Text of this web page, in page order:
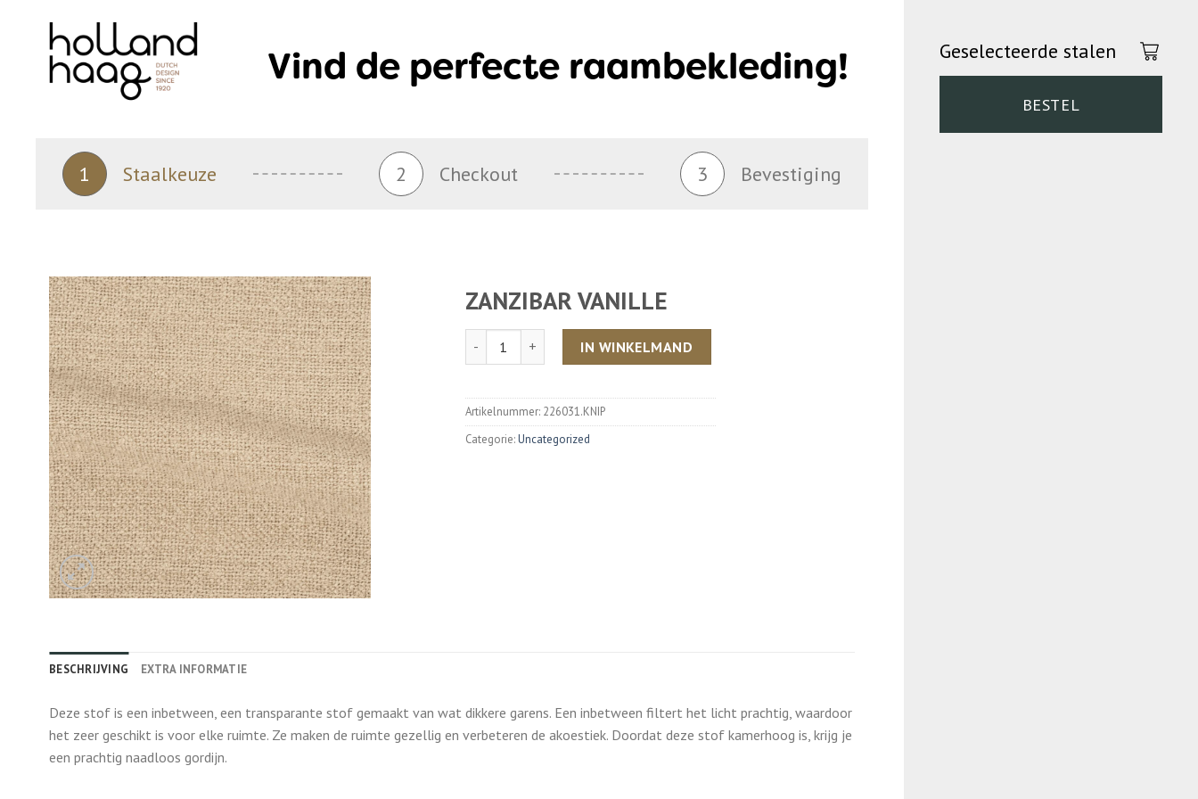
Vind de perfecte raambekleding!
1 Staalkeuze 2 Checkout 3 Bevestiging
ZANZIBAR VANILLE
IN WINKELMAND
Artikelnummer: 226031.KNIP
Categorie:Uncategorized
BESCHRIJVING EXTRA INFORMATIE
Deze stof is een inbetween, een transparante stof gemaakt van wat dikkere garens. Een inbetween filtert het licht prachtig, waardoor
het zeer geschikt is voor elke ruimte. Ze maken de ruimte gezellig en verbeteren de akoestiek. Doordat deze stof kamerhoog is, krijg je
een prachtig naadloos gordijn.
Geselecteerde stalen
BESTEL